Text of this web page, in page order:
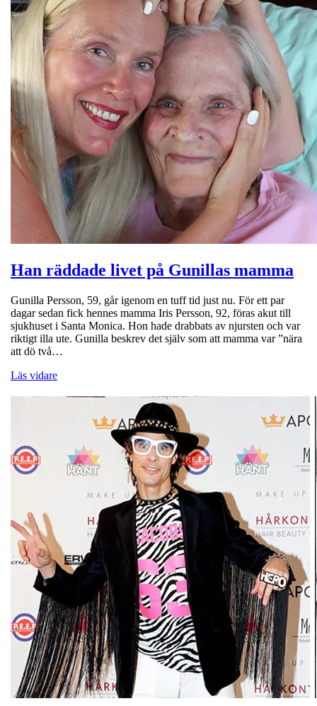
Han räddade livet på Gunillas mamma
Gunilla Persson, 59, går igenom en tuff tid just nu. För ett par
dagar sedan fick hennes mamma Iris Persson, 92, föras akut till
sjukhuset i Santa Monica. Hon hade drabbats av njursten och var
riktigt illa ute. Gunilla beskrev det själv som att mamma var ”nära
att dö två…
Läs vidare